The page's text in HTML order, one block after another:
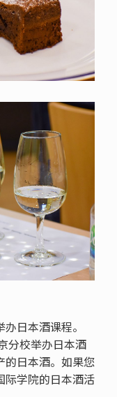
日本酒课程。
分校举办日本酒
的日本酒。如果您
际学院的日本酒活